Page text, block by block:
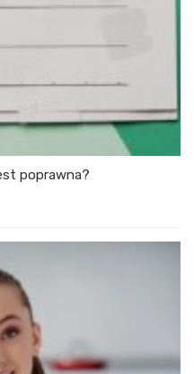
poprawna?